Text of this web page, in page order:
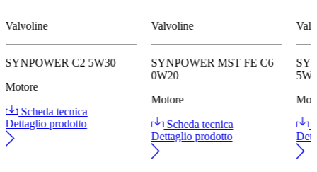
Valvoline
SYNPOWER C2 5W30
Motore
Scheda tecnica
Dettaglio prodotto
Valvoline
SYNPOWER MST FE C6
0W20
Motore
Scheda tecnica
Dettaglio prodotto